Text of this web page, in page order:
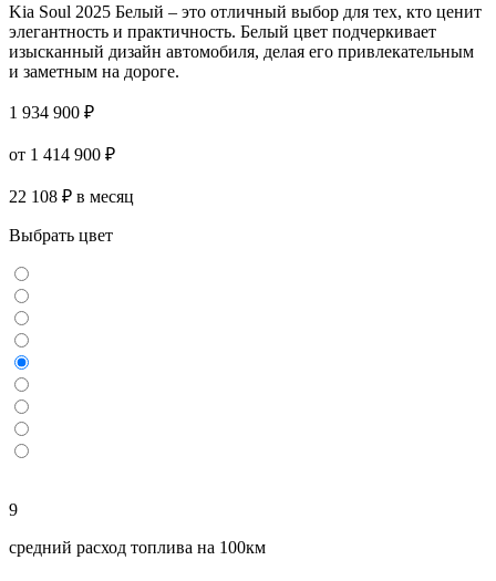
Kia Soul 2025 Белый – это отличный выбор для тех, кто ценит
элегантность и практичность. Белый цвет подчеркивает
изысканный дизайн автомобиля, делая его привлекательным
и заметным на дороге.
1 934 900 ₽
от 1 414 900 ₽
22 108 ₽ в месяц
Выбрать цвет
9
средний расход топлива на 100км